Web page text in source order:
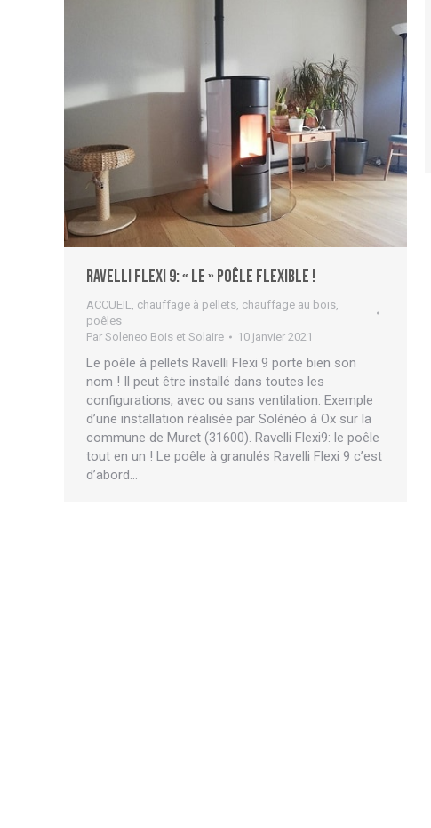
Ravelli Flexi 9: « LE » poêle flexible !
ACCUEIL chauffage à pellets chauffage au bois
poêles
Par Soleneo Bois et Solaire 10 janvier 2021
Le poêle à pellets Ravelli Flexi 9 porte bien son
nom ! Il peut être installé dans toutes les
configurations, avec ou sans ventilation. Exemple
d’une installation réalisée par Solénéo à Ox sur la
commune de Muret (31600). Ravelli Flexi9: le poêle
tout en un ! Le poêle à granulés Ravelli Flexi 9 c’est
d’abord…